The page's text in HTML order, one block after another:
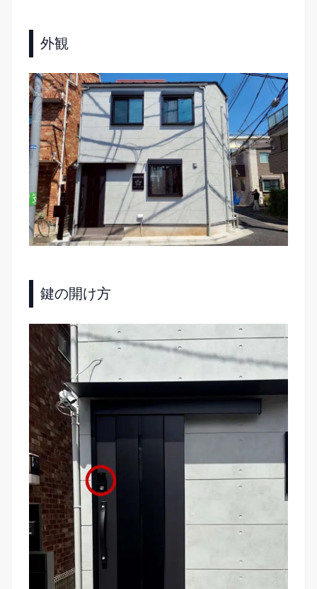
外観
鍵の開け方